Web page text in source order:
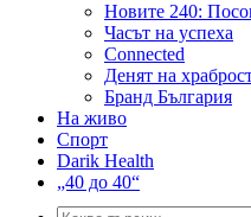
Новите 240:
Часът на успеха
Connected
Денят на
Бранд България
На живо
Спорт
Darik Health
„40 до 40“